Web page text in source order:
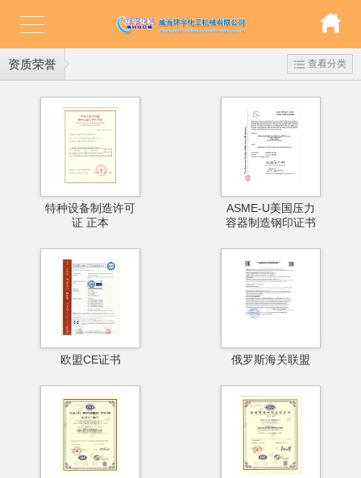
资质荣誉 查看分类
特种设备制造许可
证 正本
ASME-U美国压力
容器制造钢印证书
欧盟CE证书 俄罗斯海关联盟